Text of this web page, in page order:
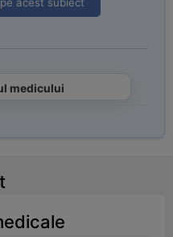
medicului